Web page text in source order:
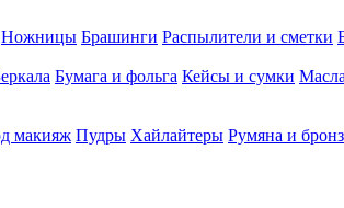
Ножницы Брашинги Распылители и сметки
Бумага и фольга Кейсы и сумки
макияж Пудры Хайлайтеры Румяна и